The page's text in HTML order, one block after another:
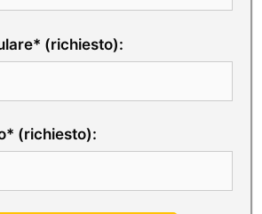
(richiesto):
(richiesto):